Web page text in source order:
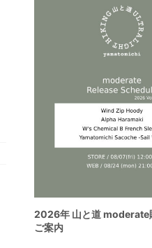
2026年 山と道 moderate
ご案内